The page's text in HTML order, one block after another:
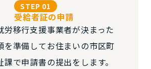
STEP 01
受給者証の申請
労移行支援事業者が決まった
を準備してお住まいの市区町
で申請書の提出をします。